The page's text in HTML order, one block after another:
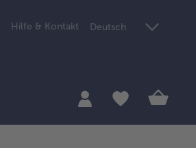
Hilfe & Kontakt Deutsch